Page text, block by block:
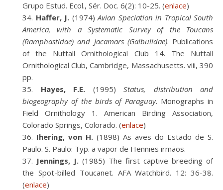
Grupo Estud. Ecol., Sér. Doc. 6(2): 10-25. (enlace)
Haffer, J. (1974)Avian Speciation in Tropical South
America, with a Systematic Survey of the Toucans
(Ramphastidae) and Jacamars (Galbulidae). Publications
of the Nuttall Ornithological Club 14. The Nuttall
Ornithological Club, Cambridge, Massachusetts. viii, 390
pp.
Hayes, F.E. (1995) Status, distribution and
biogeography of the birds of Paraguay. Monographs in
Field Ornithology 1. American Birding Association,
Colorado Springs, Colorado. (enlace)
Ihering, von H. (1898) As aves do Estado de S.
Paulo. S. Paulo: Typ. a vapor de Hennies irmãos.
Jennings, J. (1985) The first captive breeding of
the Spot-billed Toucanet. AFA Watchbird. 12: 36-38.
(enlace)